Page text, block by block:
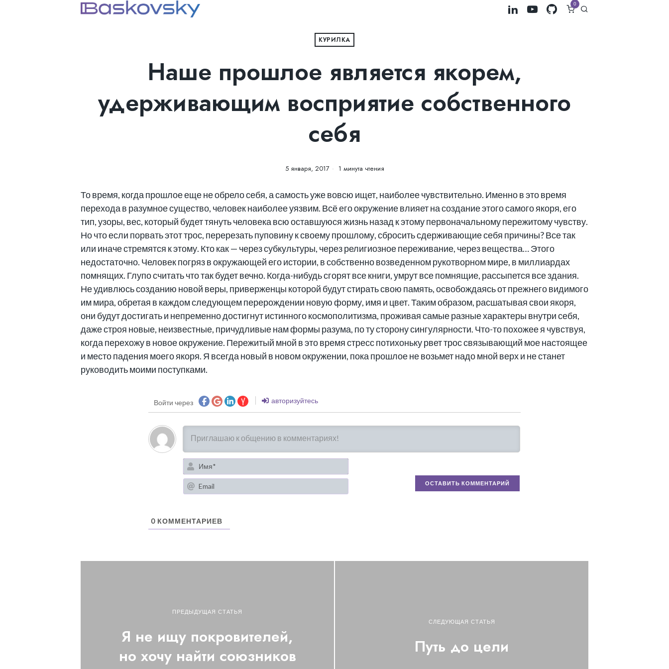
0
КУРИЛКА
Наше прошлое является якорем,
удерживающим восприятие собственного
себя
5 января, 2017 1 минута чтения
То время, когда прошлое еще не обрело себя, а самость уже вовсю ищет, наиболее чувствительно. Именно в это время
перехода в разумное существо, человек наиболее уязвим. Всё его окружение влияет на создание этого самого якоря, его
тип, узоры, вес, который будет тянуть человека всю оставшуюся жизнь назад к этому первоначальному пережитому чувству.
Но что если порвать этот трос, перерезать пуповину к своему прошлому, сбросить сдерживающие себя причины? Все так
или иначе стремятся к этому. Кто как — через субкультуры, через религиозное переживание, через вещества… Этого
недостаточно. Человек погряз в окружающей его истории, в собственно возведенном рукотворном мире, в миллиардах
помнящих. Глупо считать что так будет вечно. Когда-нибудь сгорят все книги, умрут все помнящие, рассыпется все здания.
Не удивлюсь созданию новой веры, приверженцы которой будут стирать свою память, освобождаясь от прежнего видимого
им мира, обретая в каждом следующем перерождении новую форму, имя и цвет. Таким образом, расшатывая свои якоря,
они будут достигать и непременно достигнут истинного космополитизма, проживая самые разные характеры внутри себя,
даже строя новые, неизвестные, причудливые нам формы разума, по ту сторону сингулярности. Что-то похожее я чувствуя,
когда перехожу в новое окружение. Пережитый мной в это время стресс потихоньку рвет трос связывающий мое настоящее
и место падения моего якоря. Я всегда новый в новом окружении, пока прошлое не возьмет надо мной верх и не станет
руководить моими поступками.
Войти через авторизуйтесь
Имя*
Email
0 КОММЕНТАРИЕВ
ПРЕДЫДУЩАЯ СТАТЬЯ
Я не ищу покровителей,
но хочу найти союзников
СЛЕДУЮЩАЯ СТАТЬЯ
Путь до цели